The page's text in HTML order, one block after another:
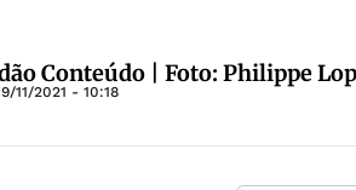
Conteúdo | Foto: Philippe
11/2021 - 10:18